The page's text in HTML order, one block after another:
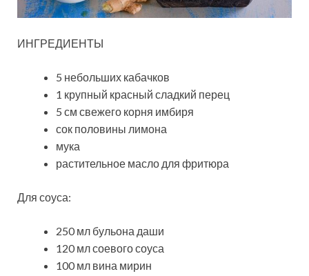
ИНГРЕДИЕНТЫ
5 небольших кабачков
1 крупный красный сладкий перец
5 см свежего корня имбиря
сок половины лимона
мука
растительное масло для фритюра
Для соуса:
250 мл бульона даши
120 мл соевого соуса
100 мл вина мирин